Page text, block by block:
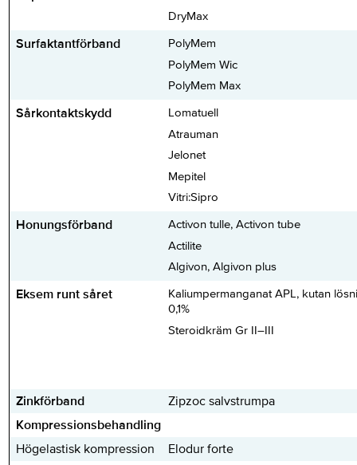
DryMax
Surfaktantförband
PolyMem
PolyMem Wic
PolyMem Max
Sårkontaktskydd
Lomatuell
Atrauman
Jelonet
Mepitel
Vitri:Sipro
Honungsförband
Activon tulle, Activon tube
Actilite
Algivon, Algivon plus
Eksem runt såret
Kaliumpermanganat APL, kutan
0,1%
Steroidkräm Gr II–III
Zinkförband
Zipzoc salvstrumpa
Kompressionsbehandling
Högelastisk kompression
Elodur forte